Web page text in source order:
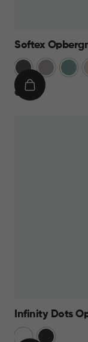
Softex
Antraciet
TaupeBlauw
€
€ 9,95
IN
Infinity Dots
Donkergrijs